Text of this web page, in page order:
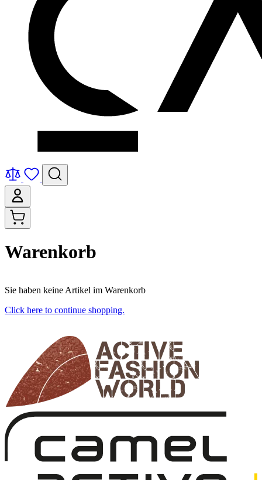
Warenkorb
Sie haben keine Artikel im Warenkorb
Click here to continue shopping.